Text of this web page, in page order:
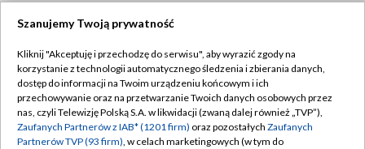
TVP
Abonament TVP
Emisja w TVP
Regulamin TVP
Polityka prywatności
Szanujemy Twoją prywatność
Kliknij "Akceptuję i przechodzę do serwisu", aby wyrazić zgody na
korzystanie z technologii automatycznego śledzenia i zbierania danych,
dostęp do informacji na Twoim urządzeniu końcowym i ich
przechowywanie oraz na przetwarzanie Twoich danych osobowych przez
nas, czyli Telewizję Polską S.A. w likwidacji (zwaną dalej również „TVP”),
Zaufanych Partnerów z IAB* (1201 firm) oraz pozostałych Zaufanych
Partnerów TVP (93 firm), w celach marketingowych (w tym do